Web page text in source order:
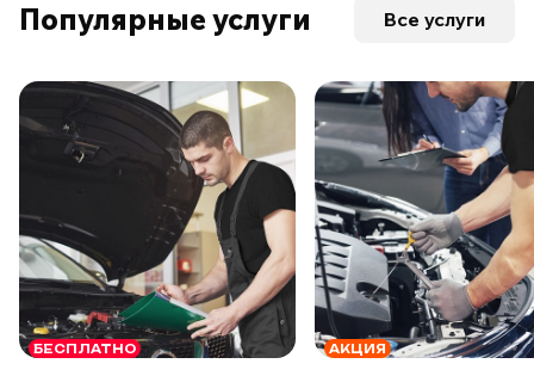
Популярные услуги Все услуги
БЕСПЛАТНО АКЦИЯ